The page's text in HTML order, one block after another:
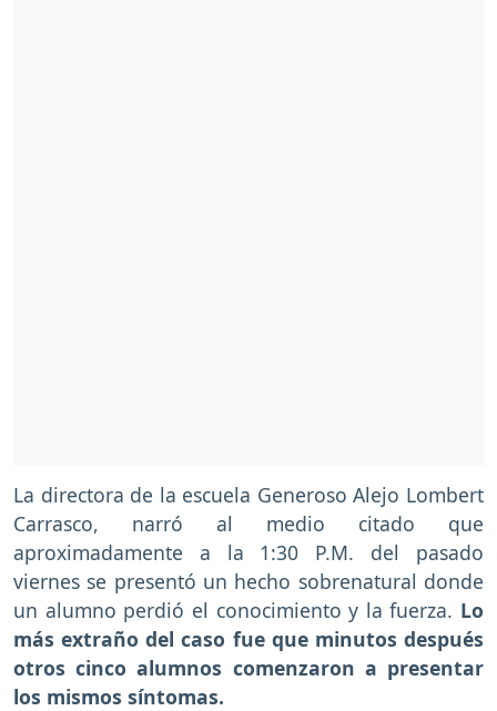
La directora de la escuela Generoso Alejo Lombert
Carrasco, narró al medio citado que
aproximadamente a la 1:30 P.M. del pasado
viernes se presentó un hecho sobrenatural donde
un alumno perdió el conocimiento y la fuerza. Lo
más extraño del caso fue que minutos después
otros cinco alumnos comenzaron a presentar
los mismos síntomas.